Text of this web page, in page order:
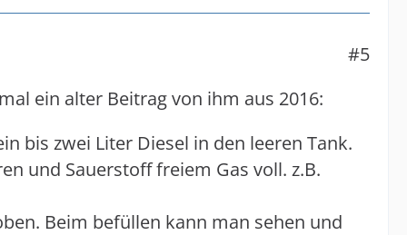
#5
ein alter Beitrag von ihm aus 2016:
bis zwei Liter Diesel in den leeren Tank.
und Sauerstoff freiem Gas voll. z.B.
Beim befüllen kann man sehen und